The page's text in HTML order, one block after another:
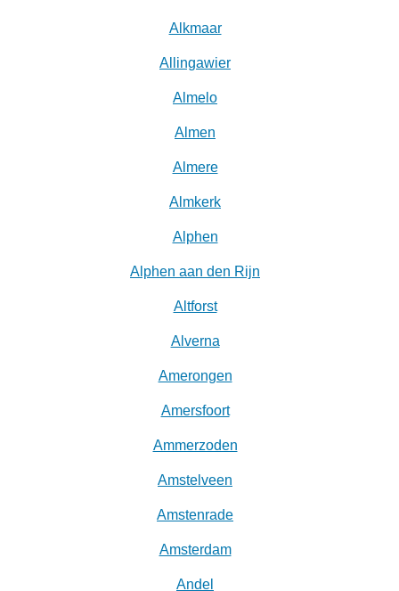
Alkmaar
Allingawier
Almelo
Almen
Almere
Almkerk
Alphen
Alphen aan den Rijn
Altforst
Alverna
Amerongen
Amersfoort
Ammerzoden
Amstelveen
Amstenrade
Amsterdam
Andel